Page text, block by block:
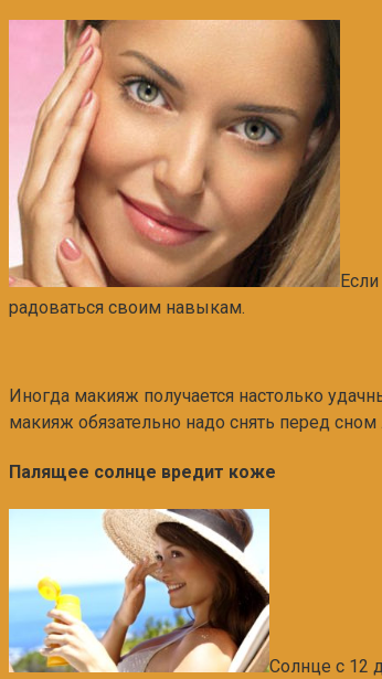
радоваться своим навыкам.
Иногда макияж получается настолько
макияж обязательно надо снять перед
Палящее солнце вредит коже
Солнце с 12